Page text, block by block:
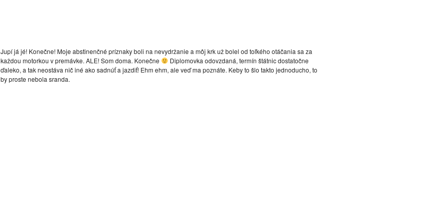
Jupí já jé! Konečne! Moje abstinenčné príznaky boli na nevydržanie a môj krk už bolel od toľkého otáčania sa za
každou motorkou v premávke. ALE! Som doma. Konečne
Diplomovka odovzdaná, termín štátnic dostatočne
ďaleko, a tak neostáva nič iné ako sadnúť a jazdiť! Ehm ehm, ale veď ma poznáte. Keby to šlo takto jednoducho, to
by proste nebola sranda.